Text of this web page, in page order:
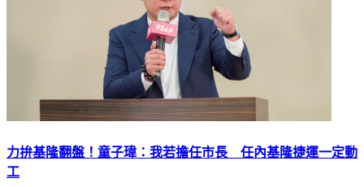
力拚基隆翻盤！童子瑋：我若擔任市長 任內基隆捷運一定動
工